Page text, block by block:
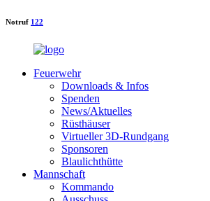
Notruf 122
Feuerwehr
Downloads & Infos
Spenden
News/Aktuelles
Rüsthäuser
Virtueller 3D-Rundgang
Sponsoren
Blaulichthütte
Mannschaft
Kommando